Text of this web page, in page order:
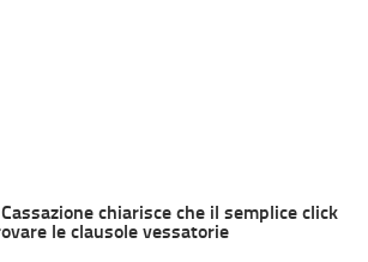
chiarisce che il semplice click
le clausole vessatorie